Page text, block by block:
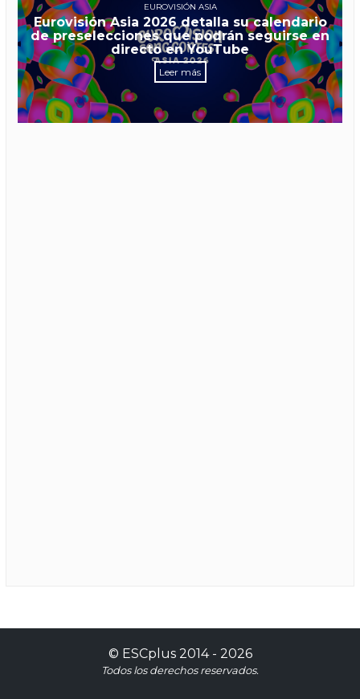
EUROVISIÓN ASIA
Eurovisión Asia 2026 detalla su calendario
de preselecciones que podrán seguirse en
directo en YouTube
Leer más
© ESCplus2014 - 2026
Todos los derechos reservados.